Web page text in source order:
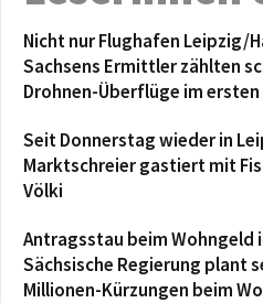
Nicht nur Flughafen Leipzig/
Sachsens Ermittler zählten
Drohnen-Überflüge im
Seit Donnerstag wieder in
Marktschreier gastiert mit
Völki
Antragsstau beim Wohngeld
Sächsische Regierung plant
Millionen-Kürzungen beim